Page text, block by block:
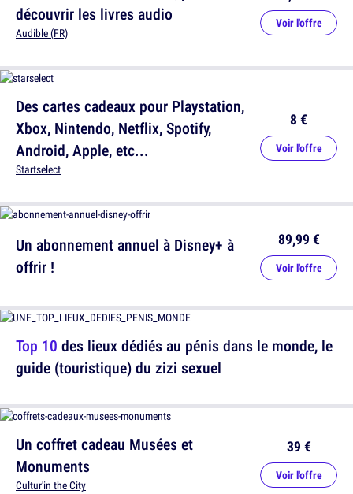
découvrir les livres audio
Audible (FR)
Voir l'offre
Un abonnement annuel à Disney+ à
offrir !
89,99 €
Voir l'offre
Un coffret cadeau Musées et
Monuments
Cultur'in the City
39 €
Voir l'offre
Des cartes cadeaux pour Playstation,
Xbox, Nintendo, Netflix, Spotify,
Android, Apple, etc...
Startselect
8 €
Voir l'offre
Top 10 des lieux dédiés au pénis dans le monde, le
guide (touristique) du zizi sexuel